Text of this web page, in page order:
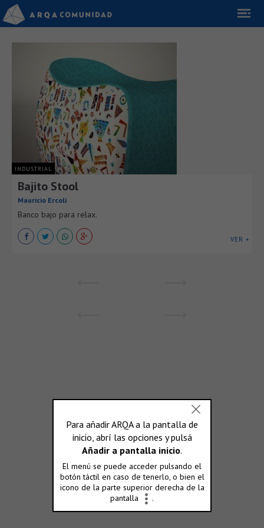
INDUSTRIAL
Bajito Stool
Mauricio Ercoli
Banco bajo para relax.
VER +